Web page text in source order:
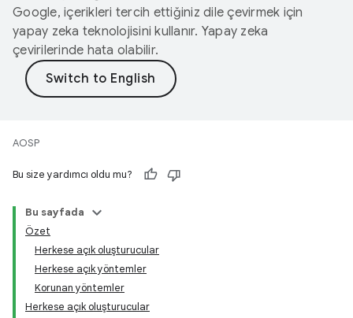
Google, içerikleri tercih ettiğiniz dile çevirmek için
yapay zeka teknolojisini kullanır. Yapay zeka
çevirilerinde hata olabilir.
AOSP
Bu size yardımcı oldu mu?
Bu sayfada
Özet
Herkese açık oluşturucular
Herkese açık yöntemler
Korunan yöntemler
Herkese açık oluşturucular